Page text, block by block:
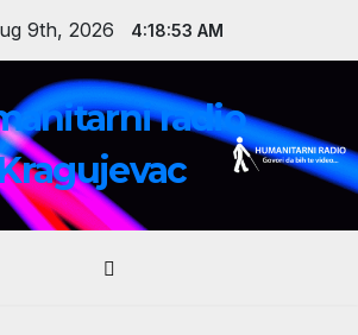
9th, 2026 4:18:54 AM
radio